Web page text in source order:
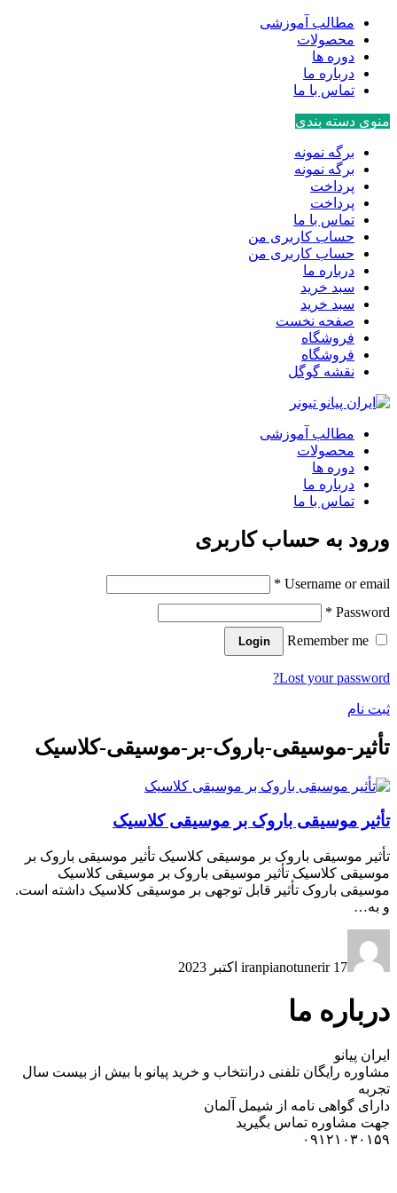
مطالب آموزشی
محصولات
دوره ها
درباره ما
تماس با ما
منوی دسته بندی
برگه نمونه
برگه نمونه
پرداخت
پرداخت
تماس با ما
حساب کاربری من
حساب کاربری من
درباره ما
سبد خرید
سبد خرید
صفحه نخست
فروشگاه
فروشگاه
نقشه گوگل
مطالب آموزشی
محصولات
دوره ها
درباره ما
تماس با ما
ورود به حساب کاربری
Username or email
*
Password
*
Remember me
Login
Lost your password?
ثبت نام
تأثیر-موسیقی-باروک-بر-موسیقی-کلاسیک
تأثیر موسیقی باروک بر موسیقی کلاسیک
تأثیر موسیقی باروک بر موسیقی کلاسیک تأثیر موسیقی باروک بر
موسیقی کلاسیک تأثیر موسیقی باروک بر موسیقی کلاسیک
موسیقی باروک تأثیر قابل توجهی بر موسیقی کلاسیک داشته است.
و به…
iranpianotunerir 17 اکتبر 2023
درباره ما
ایران پیانو
مشاوره رایگان تلفنی درانتخاب و خرید پیانو با بیش از بیست سال
تجربه
دارای گواهی نامه از شیمل آلمان
جهت مشاوره تماس بگیرید
۰۹۱۲۱۰۳۰۱۵۹